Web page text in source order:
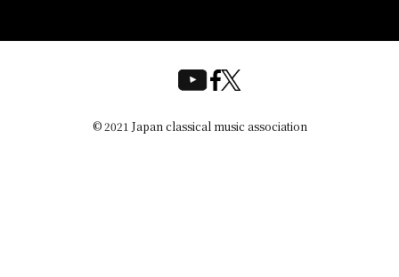
© 2021 Japan classical music association